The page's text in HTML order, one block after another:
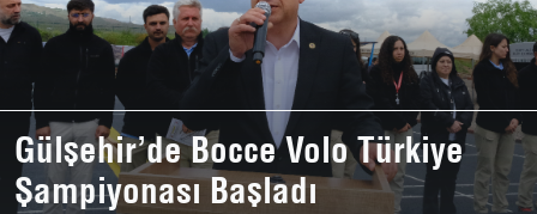
Gülşehir’de Bocce Volo Türkiye
Şampiyonası Başladı